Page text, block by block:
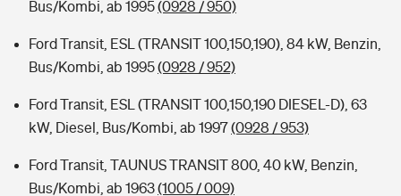
Bus/Kombi, ab 1995(0928 / 950)
Ford Transit, ESL (TRANSIT 100,150,190), 84 kW, Benzin,
Bus/Kombi, ab 1995(0928 / 952)
Ford Transit, ESL (TRANSIT 100,150,190 DIESEL-D), 63
kW, Diesel, Bus/Kombi, ab 1997(0928 / 953)
Ford Transit, TAUNUS TRANSIT 800, 40 kW, Benzin,
Bus/Kombi, ab 1963(1005 / 009)